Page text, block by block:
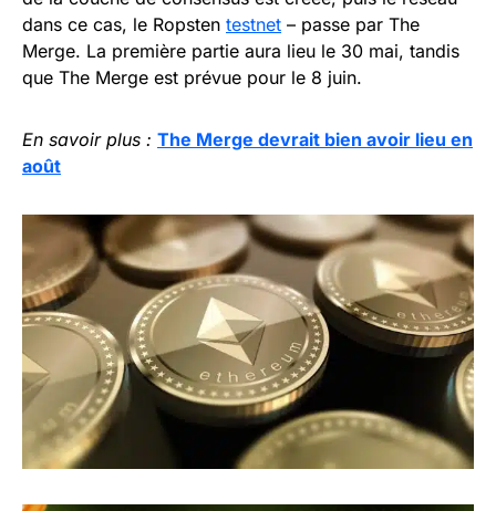
dans ce cas, le Ropsten testnet – passe par The
Merge. La première partie aura lieu le 30 mai, tandis
que The Merge est prévue pour le 8 juin.
En savoir plus : The Merge devrait bien avoir lieu en
août